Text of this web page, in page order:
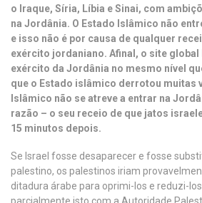
o Iraque, Síria, Líbia e Sinai, com
na Jordânia. O Estado Islâmico não
e isso não é por causa de qualquer
exército jordaniano. Afinal, o site
exército da Jordânia no mesmo nível
que o Estado islâmico derrotou muitas
Islâmico não se atreve a entrar na
razão – o seu receio de que jatos
15 minutos depois.
Se Israel fosse desaparecer e fosse
palestino, os palestinos iriam
ditadura árabe para oprimi-los e reduzi-